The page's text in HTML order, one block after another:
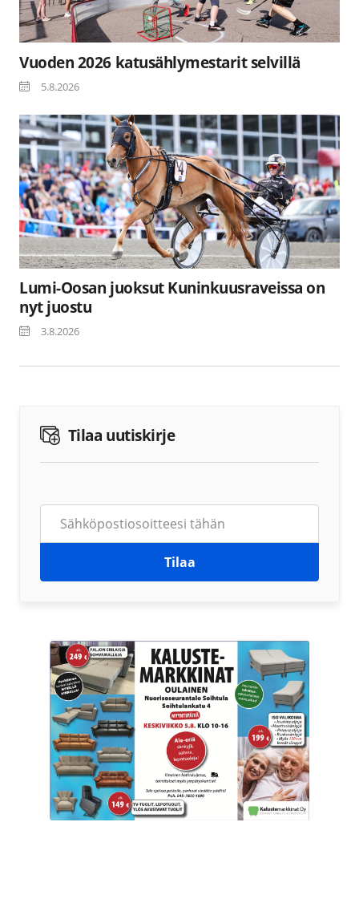
Vuoden 2026 katusählymestarit selvillä
5.8.2026
Lumi-Oosan juoksut Kuninkuusraveissa on
nyt juostu
3.8.2026
Tilaa uutiskirje
Tilaa